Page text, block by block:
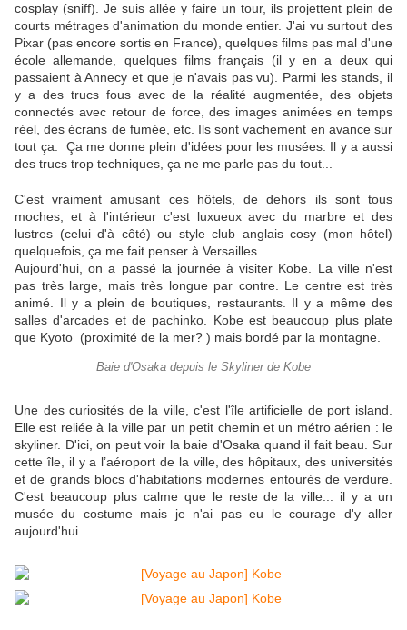
cosplay (sniff). Je suis allée y faire un tour, ils projettent plein de
courts métrages d'animation du monde entier. J'ai vu surtout des
Pixar (pas encore sortis en France), quelques films pas mal d'une
école allemande, quelques films français (il y en a deux qui
passaient à Annecy et que je n'avais pas vu). Parmi les stands, il
y a des trucs fous avec de la réalité augmentée, des objets
connectés avec retour de force, des images animées en temps
réel, des écrans de fumée, etc. Ils sont vachement en avance sur
tout ça. Ça me donne plein d'idées pour les musées. Il y a aussi
des trucs trop techniques, ça ne me parle pas du tout...
C'est vraiment amusant ces hôtels, de dehors ils sont tous
moches, et à l'intérieur c'est luxueux avec du marbre et des
lustres (celui d'à côté) ou style club anglais cosy (mon hôtel)
quelquefois, ça me fait penser à Versailles...
Aujourd'hui, on a passé la journée à visiter Kobe. La ville n'est
pas très large, mais très longue par contre. Le centre est très
animé. Il y a plein de boutiques, restaurants. Il y a même des
salles d'arcades et de pachinko. Kobe est beaucoup plus plate
que Kyoto (proximité de la mer? ) mais bordé par la montagne.
Baie d'Osaka depuis le Skyliner de Kobe
Une des curiosités de la ville, c'est l'île artificielle de port island.
Elle est reliée à la ville par un petit chemin et un métro aérien : le
skyliner. D'ici, on peut voir la baie d'Osaka quand il fait beau. Sur
cette île, il y a l’aéroport de la ville, des hôpitaux, des universités
et de grands blocs d'habitations modernes entourés de verdure.
C'est beaucoup plus calme que le reste de la ville... il y a un
musée du costume mais je n'ai pas eu le courage d'y aller
aujourd'hui.